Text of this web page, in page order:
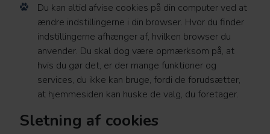
Du kan altid afvise cookies på din computer ved at
ændre indstillingerne i din browser. Hvor du finder
indstillingerne afhænger af, hvilken browser du
anvender. Du skal dog være opmærksom på, at
hvis du gør det, er der mange funktioner og
services, du ikke kan bruge, fordi de forudsætter,
at hjemmesiden kan huske de valg, du foretager.
Sletning af cookies